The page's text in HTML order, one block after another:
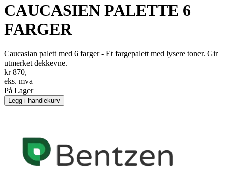
CAUCASIEN PALETTE 6
FARGER
Caucasian palett med 6 farger - Et fargepalett med lysere toner. Gir
utmerket dekkevne.
kr 870,–
eks. mva
På Lager
Legg i handlekurv